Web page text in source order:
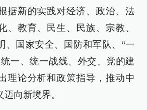
据新的实践对经济、政治、法
、教育、民生、民族、宗教、
、国家安全、国防和军队、“一
一、统一战线、外交、党的建
理论分析和政策指导，推动中
向新境界。